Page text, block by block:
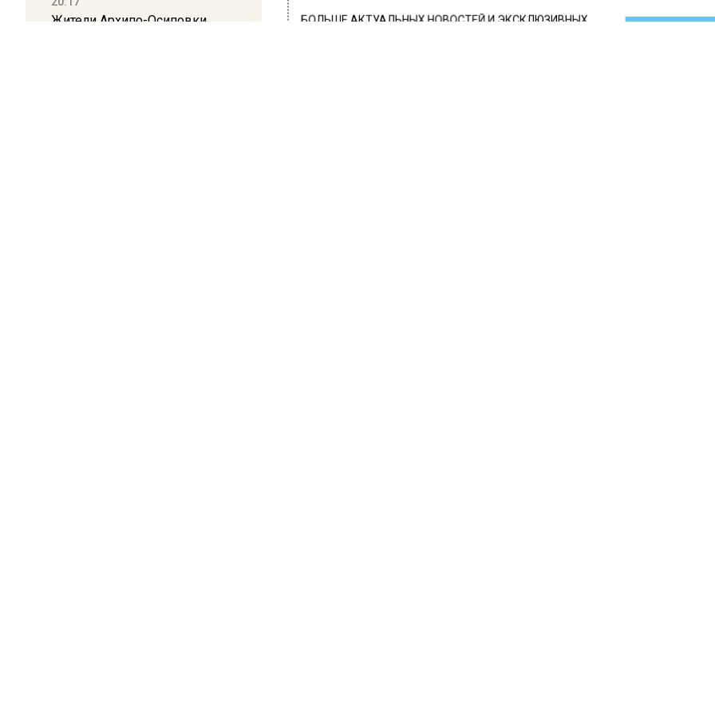
Жители Архипо-Осиповки
БОЛЬШЕ АКТУАЛЬНЫХ НОВОСТЕЙ И ЭКСКЛЮЗИВНЫХ